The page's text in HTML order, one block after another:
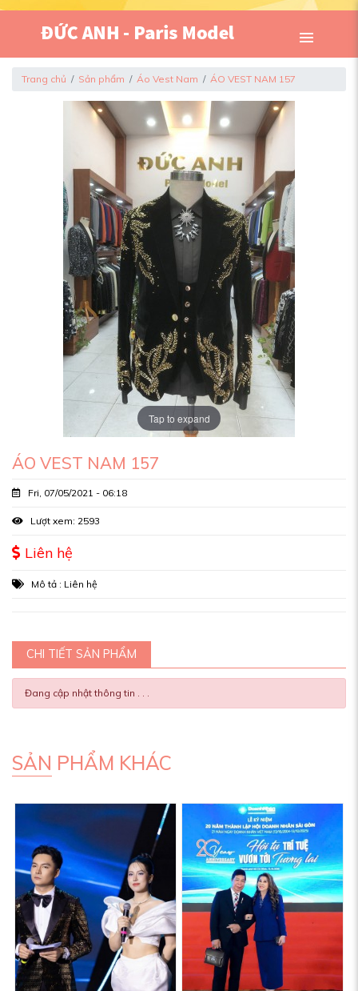
Trang chủ Sản phẩm Áo Vest Nam ÁO VEST NAM 157
Tap to expand
ÁO VEST NAM 157
Fri, 07/05/2021 - 06:18
Lượt xem: 2593
Liên hệ
Mô tả : Liên hệ
CHI TIẾT SẢN PHẨM
Đang cập nhật thông tin . . .
SẢN PHẨM KHÁC